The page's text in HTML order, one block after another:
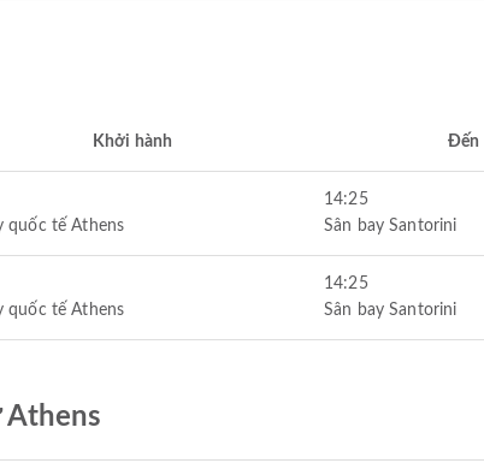
Khởi hành Đến
quốc tế Athens
14:25
Sân bay Santorini
quốc tế Athens
14:25
Sân bay Santorini